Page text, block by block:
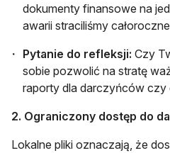
dokumenty finansowe na
awarii straciliśmy
Pytanie do refleksji: Czy
sobie pozwolić na stratę
raporty dla darczyńców czy
2. Ograniczony dostęp do
Lokalne pliki oznaczają, że